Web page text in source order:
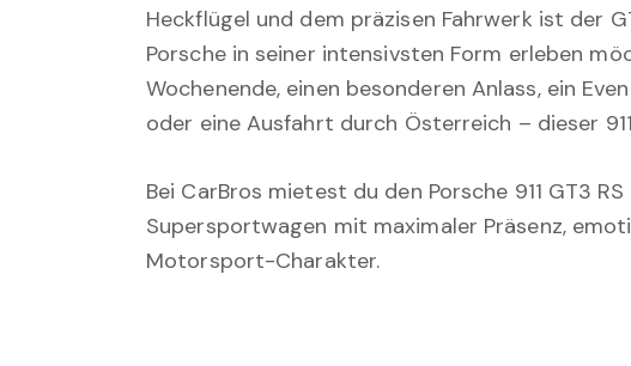
Heckflügel und dem präzisen Fahrwerk ist der
Porsche in seiner intensivsten Form erleben
Wochenende, einen besonderen Anlass, ein
oder eine Ausfahrt durch Österreich – dieser
Bei CarBros mietest du den Porsche 911 GT3
Supersportwagen mit maximaler Präsenz,
Motorsport-Charakter.